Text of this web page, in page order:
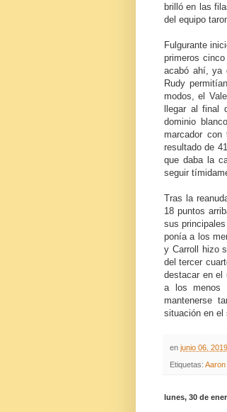
brilló en las
del equipo
Fulgurante
primeros
acabó ahí, ya
Rudy
modos, el
llegar al final
dominio
marcador
resultado de
que daba la
seguir
Tras la
18 puntos
sus
ponía a los
y Carroll hizo
del tercer
destacar en el
a los menos
mantenerse
situación en el
en junio 06, 2019
Etiquetas:
lunes, 30 de